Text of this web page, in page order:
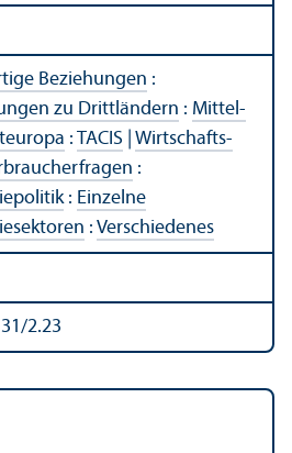
Beziehungen :
zu Drittländern : Mittel-
: TACIS
Wirtschafts-
:
: Einzelne
: Verschiedenes
2.23